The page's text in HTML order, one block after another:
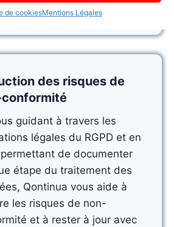
de cookiesMentions Légales
sans faille.
des risques de
guidant à travers les
légales du RGPD et en
de documenter
étape du traitement des
Qontinua vous aide à
les risques de non-
et à rester à jour avec